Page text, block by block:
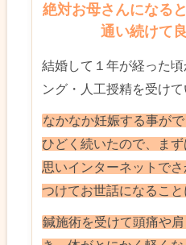
絶対お母さんになる
通い続けて
結婚して１年が経った
ング・人工授精を受けて
なかなか妊娠する事が
ひどく続いたので、ま
思いインターネットで
つけてお世話になること
鍼施術を受けて頭痛や